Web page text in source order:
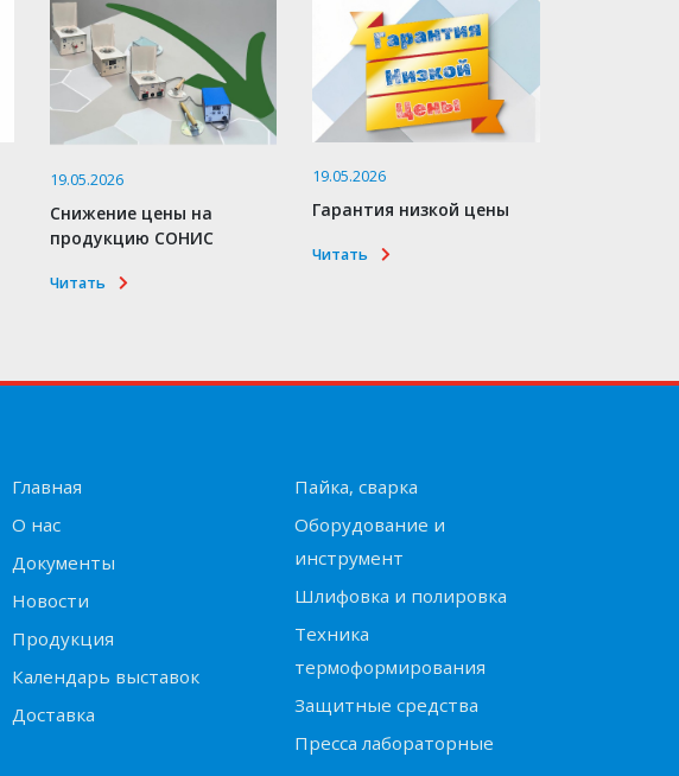
19.05.2026
Снижение цены на
продукцию СОНИС
Читать
19.05.2026
Гарантия низкой цены
Читать
Главная
О нас
Документы
Новости
Продукция
Календарь выставок
Доставка
Пайка, сварка
Оборудование и
инструмент
Шлифовка и полировка
Техника
термоформирования
Защитные средства
Пресса лабораторные